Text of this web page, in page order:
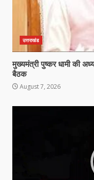
उत्तराखंड
मुख्यमंत्री पुष्कर धामी की
बैठक
August 7, 2026